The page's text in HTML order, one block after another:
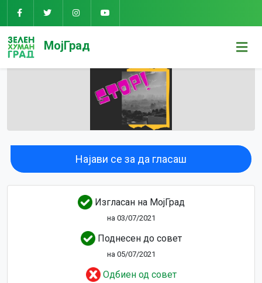
МојГрад
Најави се за да гласаш
Изгласан на МојГрад
на 03/07/2021
Поднесен до совет
на 05/07/2021
Одбиен од совет